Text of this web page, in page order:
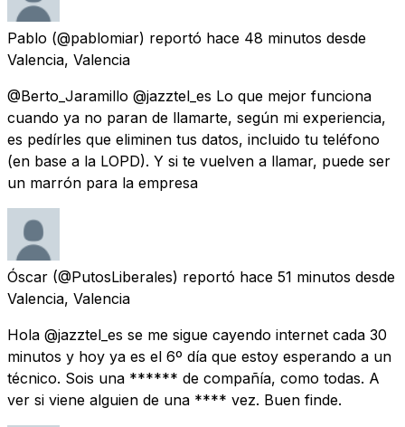
Pablo (@pablomiar) reportó hace 48 minutos desde
Valencia, Valencia
@Berto_Jaramillo @jazztel_es Lo que mejor funciona
cuando ya no paran de llamarte, según mi experiencia,
es pedírles que eliminen tus datos, incluido tu teléfono
(en base a la LOPD). Y si te vuelven a llamar, puede ser
un marrón para la empresa
Óscar (@PutosLiberales) reportó hace 51 minutos desde
Valencia, Valencia
Hola @jazztel_es se me sigue cayendo internet cada 30
minutos y hoy ya es el 6º día que estoy esperando a un
técnico. Sois una ****** de compañía, como todas. A
ver si viene alguien de una **** vez. Buen finde.